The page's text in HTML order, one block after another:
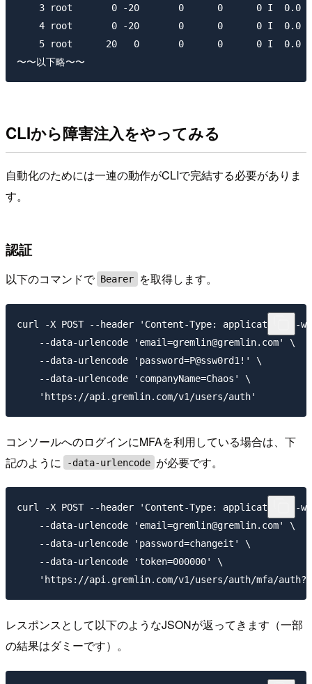
3 root       0 -20       0      0      0 I  0.0
4 root       0 -20       0      0      0 I  0.0
5 root      20   0       0      0      0 I  0.0
CLIから障害注入をやってみる
自動化のためには一連の動作がCLIで完結する必要がありま
す。
認証
以下のコマンドで Bearer を取得します。
curl -X POST --header 'Content-Type: application/x-
    --data-urlencode 'email=gremlin@gremlin.com' \
    --data-urlencode 'password=P@ssw0rd1!' \
    --data-urlencode 'companyName=Chaos' \
コンソールへのログインにMFAを利用している場合は、下
記のように
-data-urlencode が必要です。
curl -X POST --header 'Content-Type: application/x-
    --data-urlencode 'email=gremlin@gremlin.com' \
    --data-urlencode 'password=changeit' \
    --data-urlencode 'token=000000' \
レスポンスとして以下のようなJSONが返ってきます（一部
の結果はダミーです）。